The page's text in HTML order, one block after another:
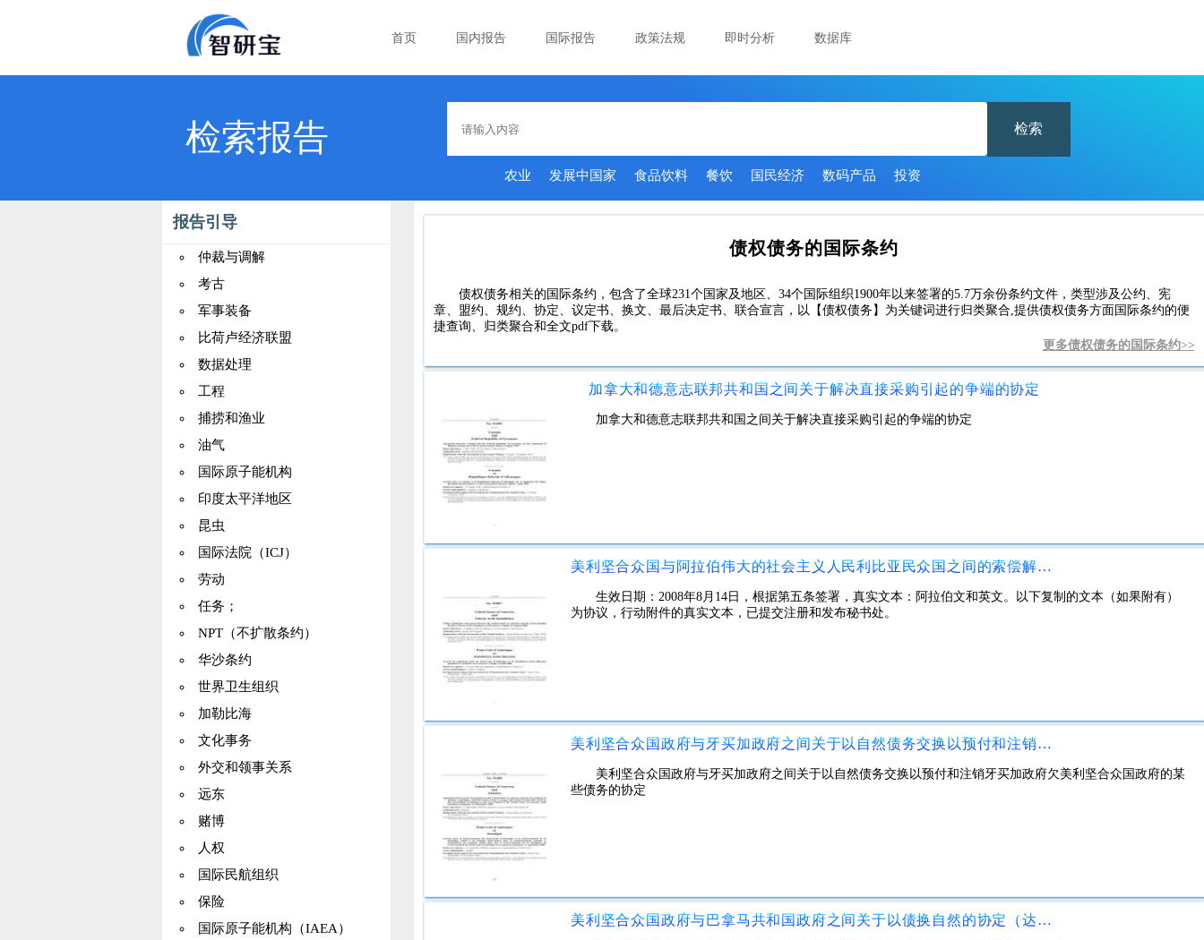
首页 国内报告 国际报告 政策法规 即时分析 数据库
检索报告 检索
农业 发展中国家 食品饮料 餐饮 国民经济 数码产品 投资
报告引导
仲裁与调解
考古
军事装备
比荷卢经济联盟
数据处理
工程
捕捞和渔业
油气
国际原子能机构
印度太平洋地区
昆虫
国际法院（ICJ）
劳动
任务；
NPT（不扩散条约）
华沙条约
世界卫生组织
加勒比海
文化事务
外交和领事关系
远东
赌博
人权
国际民航组织
保险
国际原子能机构（IAEA）
债权债务的国际条约
债权债务相关的国际条约，包含了全球231个国家及地区、34个国际组织1900年以来签署的5.7万余份条约文件，类型涉及公约、宪
章、盟约、规约、协定、议定书、换文、最后决定书、联合宣言，以【债权债务】为关键词进行归类聚合,提供债权债务方面国际条约的便
捷查询、归类聚合和全文pdf下载。
更多债权债务的国际条约>>
加拿大和德意志联邦共和国之间关于解决直接采购引起的争端的协定
加拿大和德意志联邦共和国之间关于解决直接采购引起的争端的协定
美利坚合众国与阿拉伯伟大的社会主义人民利比亚民众国之间的索偿解决协议
生效日期：2008年8月14日，根据第五条签署，真实文本：阿拉伯文和英文。以下复制的文本（如果附有）
为协议，行动附件的真实文本，已提交注册和发布秘书处。
美利坚合众国政府与牙买加政府之间关于以自然债务交换以预付和注销牙买加政府欠美利坚合众国政府的某些债务的协定
美利坚合众国政府与牙买加政府之间关于以自然债务交换以预付和注销牙买加政府欠美利坚合众国政府的某
些债务的协定
美利坚合众国政府与巴拿马共和国政府之间关于以债换自然的协定（达里恩国家公园）